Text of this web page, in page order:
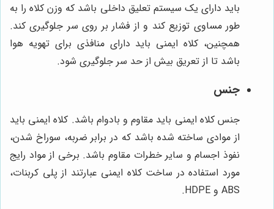
باید دارای یک سیستم تعلیق داخلی باشد که وزن کلاه را به
طور مساوی توزیع کند و از فشار بر روی سر جلوگیری کند.
همچنین، کلاه ایمنی باید دارای منافذی برای تهویه هوا
باشد تا از تعریق بیش از حد سر جلوگیری شود.
جنس
جنس کلاه ایمنی باید مقاوم و بادوام باشد. کلاه ایمنی باید
از موادی ساخته شده باشد که در برابر ضربه، سوراخ شدن،
نفوذ اجسام و سایر خطرات مقاوم باشد. برخی از مواد رایج
مورد استفاده در ساخت کلاه ایمنی عبارتند از پلی کربنات،
ABS و HDPE.